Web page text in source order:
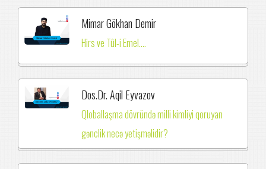
Mimar Gökhan Demir
Hirs ve Tûl-i Emel....
Dos.Dr. Aqil Eyvazov
Qloballaşma dövründə milli kimliyi qoruyan
gənclik necə yetişməlidir?